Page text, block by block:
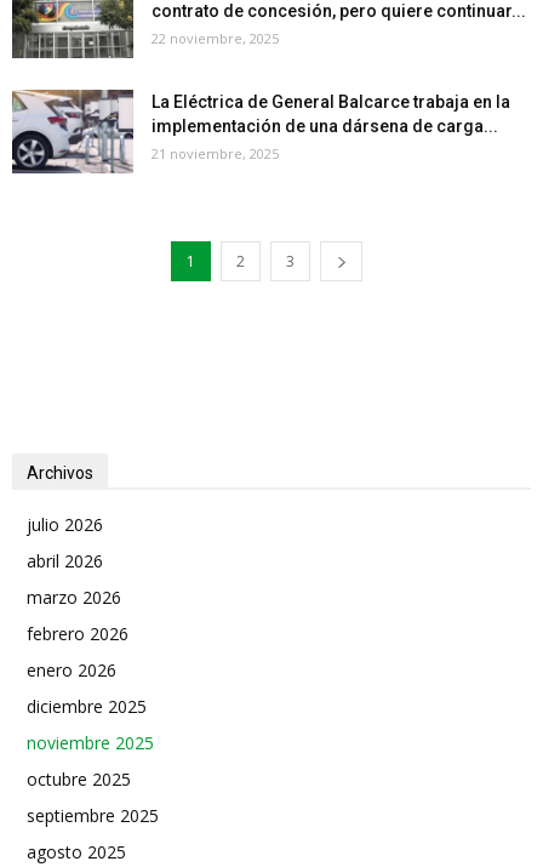
contrato de concesión, pero quiere continuar...
22 noviembre, 2025
La Eléctrica de General Balcarce trabaja en la
implementación de una dársena de carga...
21 noviembre, 2025
1 2 3
Archivos
julio 2026
abril 2026
marzo 2026
febrero 2026
enero 2026
diciembre 2025
noviembre 2025
octubre 2025
septiembre 2025
agosto 2025